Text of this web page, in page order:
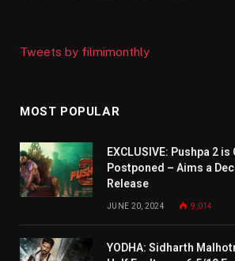
Tweets by filmimonthly
MOST POPULAR
EXCLUSIVE: Pushpa 2 is
Postponed – Aims a
Release
JUNE 20, 2024 9,014
YODHA: Sidharth